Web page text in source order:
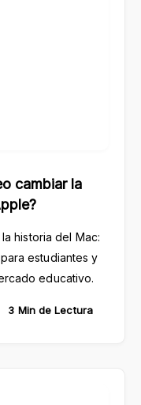
cambiar la
historia del Mac:
estudiantes y
educativo.
3 Min de Lectura